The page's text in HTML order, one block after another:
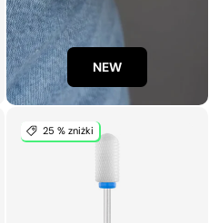
NEW
25 % zniżki